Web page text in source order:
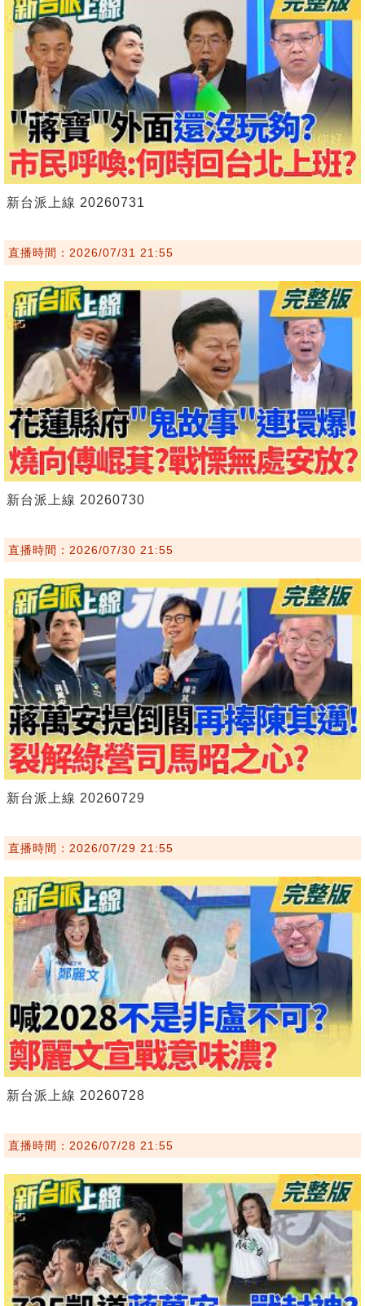
新台派上線 20260731
直播時間：2026/07/31 21:55
新台派上線 20260730
直播時間：2026/07/30 21:55
新台派上線 20260729
直播時間：2026/07/29 21:55
新台派上線 20260728
直播時間：2026/07/28 21:55